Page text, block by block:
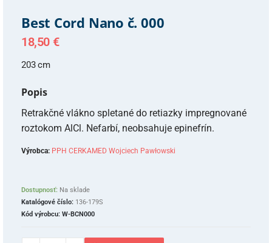
Best Cord Nano č. 000
18,50 €
203 cm
Popis
Retrakčné vlákno spletané do retiazky impregnované
roztokom AlCl. Nefarbí, neobsahuje epinefrín.
Výrobca: PPH CERKAMED Wojciech Pawłowski
Dostupnosť: Na sklade
Katalógové číslo: 136-179S
Kód výrobcu: W-BCN000